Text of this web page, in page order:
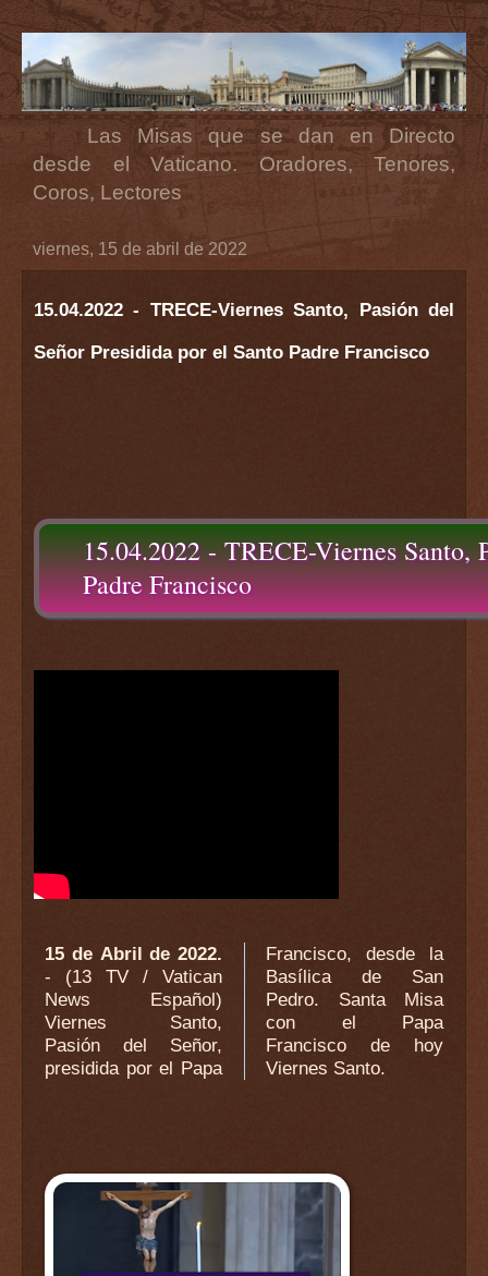
Las Misas que se dan en Directo
desde el Vaticano. Oradores, Tenores,
Coros, Lectores
viernes, 15 de abril de 2022
15.04.2022 - TRECE-Viernes Santo, Pasión del
Señor Presidida por el Santo Padre Francisco
15.04.2022 - TRECE-Viernes Santo,
Padre Francisco
15 de Abril de 2022.
- (13 TV / Vatican
News Español)
Viernes Santo,
Pasión del Señor,
presidida por el Papa
Francisco, desde la
Basílica de San
Pedro. Santa Misa
con el Papa
Francisco de hoy
Viernes Santo.